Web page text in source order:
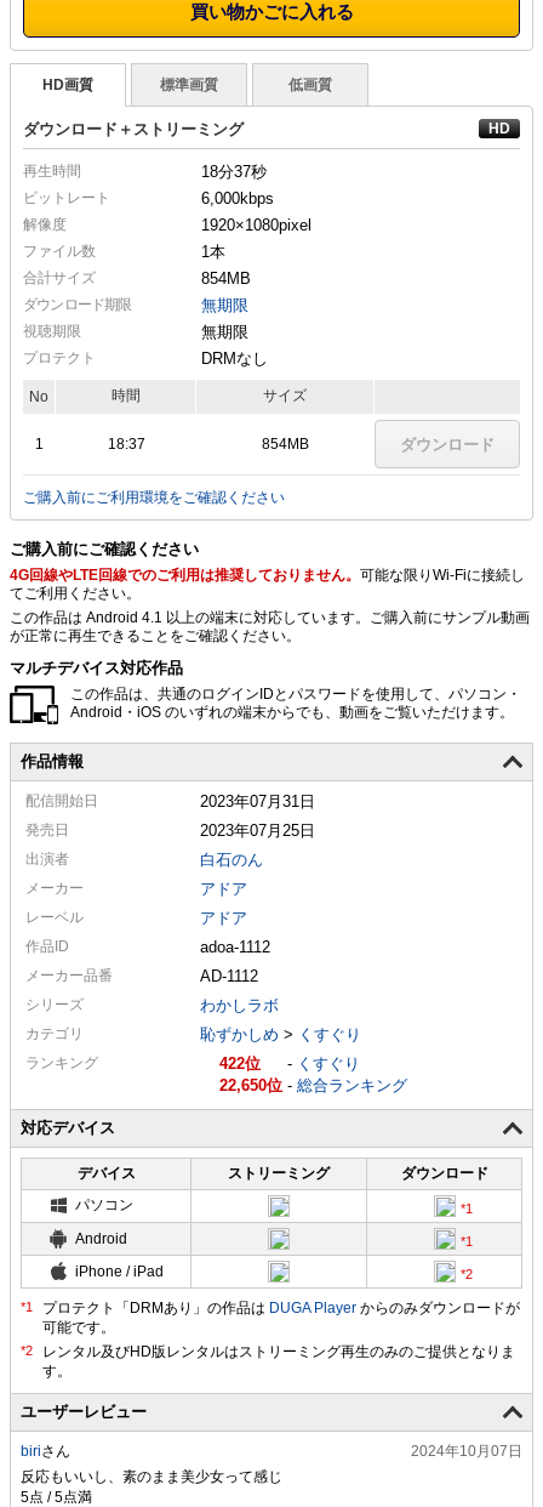
買い物かごに入れる
HD画質 標準画質 低画質
ダウンロード＋ストリーミング
再生時間 18分37秒
ビットレート 6,000kbps
解像度 1920×1080pixel
ファイル数 1本
合計サイズ 854MB
ダウンロード期限 無期限
視聴期限 無期限
プロテクト DRMなし
No 時間 サイズ
1 18:37 854MB ダウンロード
ご購入前にご利用環境をご確認ください
ご購入前にご確認ください
4G回線やLTE回線でのご利用は推奨しておりません。 可能な限りWi-Fiに接続し
てご利用ください。
この作品は Android 4.1 以上の端末に対応しています。ご購入前にサンプル動画
が正常に再生できることをご確認ください。
マルチデバイス対応作品
この作品は、共通のログインIDとパスワードを使用して、パソコン・
Android・iOS のいずれの端末からでも、動画をご覧いただけます。
作品情報
配信開始日 2023年07月31日
発売日 2023年07月25日
出演者 白石のん
メーカー アドア
レーベル アドア
作品ID adoa-1112
メーカー品番 AD-1112
シリーズ わかしラボ
カテゴリ 恥ずかしめ > くすぐり
ランキング 422 - くすぐり
22,650
- 総合ランキング
対応デバイス
デバイス ストリーミング
ダウンロード
パソコン
Android
iPhone / iPad
プロテクト「DRMあり」の作品は DUGA Player からのみダウンロードが
可能です。
ユーザーレビュー
biriさん
2024年10月07日
反応もいいし、素のまま美少女って感じ